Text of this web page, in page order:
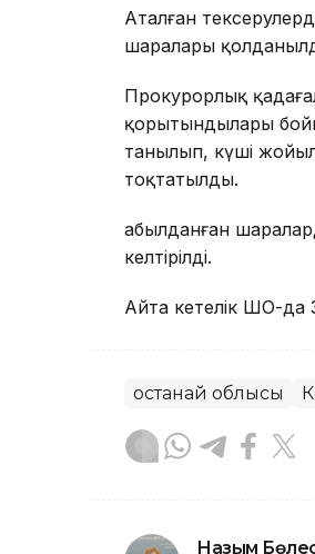
Аталған
шаралары
Прокурорлық
қорытындылары
танылып, күші
тоқтатылды.
Қабылданған
келтірілді.
Айта кетелік ШҚО-да
Қостанай облысы
Назым